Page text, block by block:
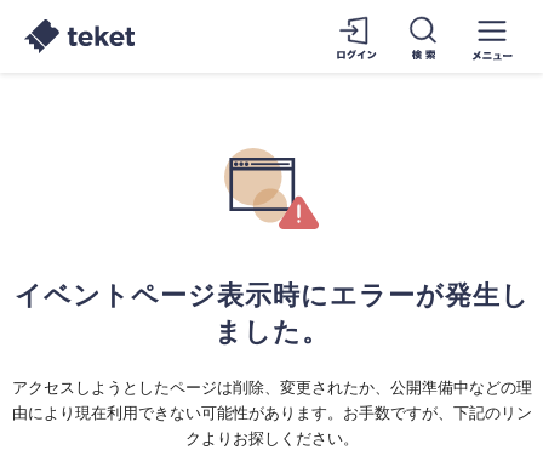
イベントページ表示時にエラーが発生し
ました。
アクセスしようとしたページは削除、変更されたか、公開準備中などの理
由により現在利用できない可能性があります。お手数ですが、下記のリン
クよりお探しください。